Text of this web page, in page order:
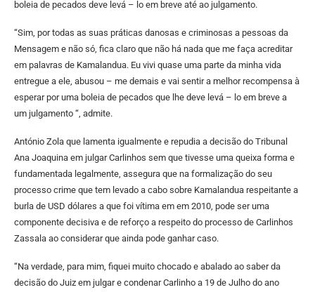
boleia de pecados deve levá – lo em breve até ao julgamento.
“Sim, por todas as suas práticas danosas e criminosas a pessoas da
Mensagem e não só, fica claro que não há nada que me faça acreditar
em palavras de Kamalandua. Eu vivi quase uma parte da minha vida
entregue a ele, abusou – me demais e vai sentir a melhor recompensa à
esperar por uma boleia de pecados que lhe deve levá – lo em breve a
um julgamento “, admite.
António Zola que lamenta igualmente e repudia a decisão do Tribunal
Ana Joaquina em julgar Carlinhos sem que tivesse uma queixa forma e
fundamentada legalmente, assegura que na formalização do seu
processo crime que tem levado a cabo sobre Kamalandua respeitante a
burla de USD dólares a que foi vítima em em 2010, pode ser uma
componente decisiva e de reforço a respeito do processo de Carlinhos
Zassala ao considerar que ainda pode ganhar caso.
“Na verdade, para mim, fiquei muito chocado e abalado ao saber da
decisão do Juiz em julgar e condenar Carlinho a 19 de Julho do ano